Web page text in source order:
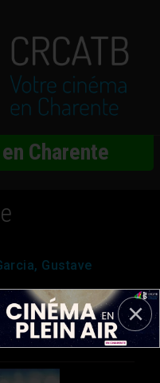
Charente
Gustave